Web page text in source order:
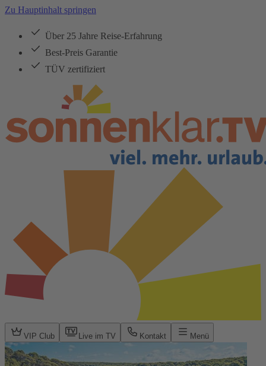
Zu Hauptinhalt springen
Über 25 Jahre Reise-Erfahrung
Best-Preis Garantie
TÜV zertifiziert
VIP Club Live im TV Kontakt Menü